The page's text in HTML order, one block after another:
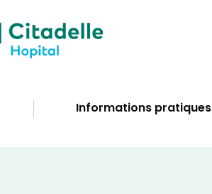
Informations pratiques